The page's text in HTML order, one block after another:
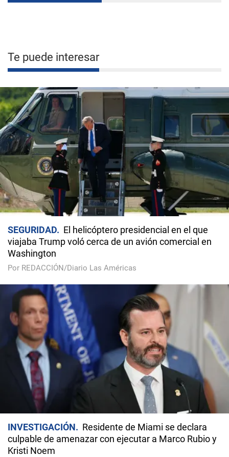
Te puede interesar
SEGURIDAD
El helicóptero presidencial en el que
viajaba Trump voló cerca de un avión comercial en
Washington
Por REDACCIÓN/Diario Las Américas
INVESTIGACIÓN
Residente de Miami se declara
culpable de amenazar con ejecutar a Marco Rubio y
Kristi Noem